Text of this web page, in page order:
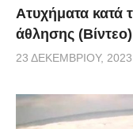
Aτυχήματα κατά
άθλησης (Βίντεο)
23 ΔΕΚΕΜΒΡΊΟΥ, 2023